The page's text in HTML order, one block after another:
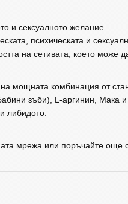
и сексуалното желание
психическата и
на сетивата, което може
мощната комбинация от
зъби), L-аргинин, Мака
либидото.
мрежа или поръчайте още